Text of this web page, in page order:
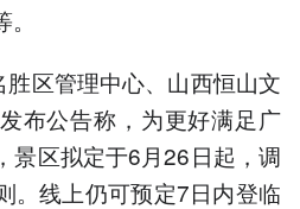
区管理中心、山西恒山文
布公告称，为更好满足广
景区拟定于6月26日起，调
。线上仍可预定7日内登临